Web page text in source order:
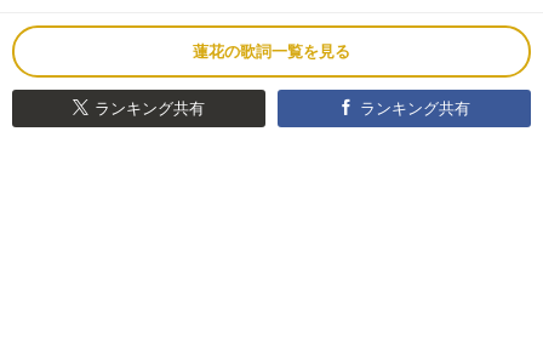
蓮花の歌詞一覧を見る
ランキング共有 ランキング共有